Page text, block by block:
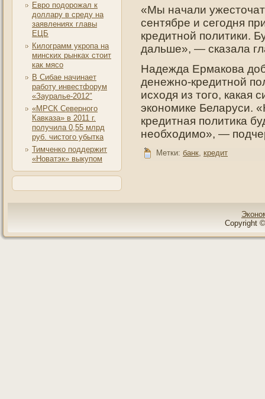
Евро подорожал к
доллару в среду на
заявлениях главы
ЕЦБ
Килограмм укропа на
минских рынках стоит
как мясо
В Сибае начинает
работу инвестфорум
«Зауралье-2012″
«МРСК Северного
Кавказа» в 2011 г.
получила 0,55 млрд
руб. чистого убытка
Тимченко поддержит
«Новатэк» выкупом
«Мы начали
сентябре и сегодня
кредитной политики.
дальше», — сказала
Надежда Ермакова
денежно-кредитной
исходя из того, какая
экономике Беларуси.
кредитная политика
необходимо», —
Метки: банк, кредит
Copyright